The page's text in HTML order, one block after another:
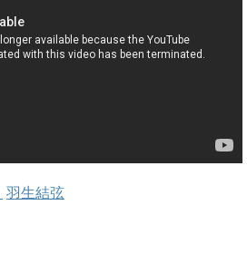
羽生結弦